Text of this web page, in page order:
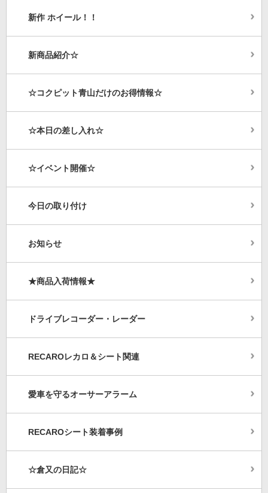
新作 ホイール！！
新商品紹介☆
☆コクピット青山だけのお得情報☆
☆本日の差し入れ☆
☆イベント開催☆
今日の取り付け
お知らせ
★商品入荷情報★
ドライブレコーダー・レーダー
RECAROレカロ＆シート関連
愛車を守るオーサーアラーム
RECAROシート装着事例
☆倉又の日記☆